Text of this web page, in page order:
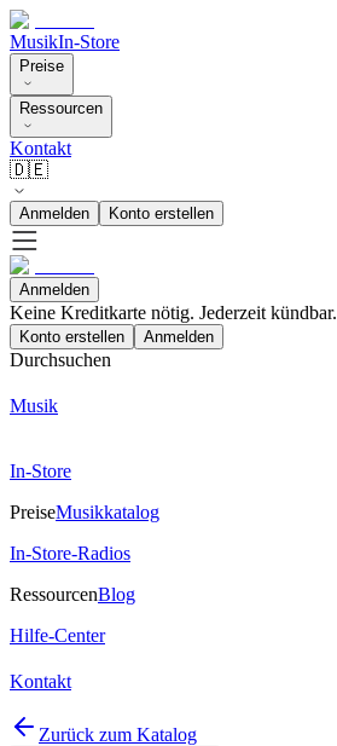
MusikIn-Store
Preise
Ressourcen
Kontakt
🇩🇪
Anmelden Konto erstellen
Anmelden
Keine Kreditkarte nötig. Jederzeit kündbar.
Konto erstellen Anmelden
Durchsuchen
Musik
In-Store
PreiseMusikkatalog
In-Store-Radios
RessourcenBlog
Hilfe-Center
Kontakt
Zurück zum Katalog